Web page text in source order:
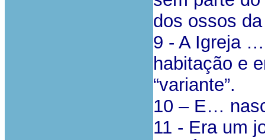
dos ossos
9 - A Igreja
habitação e
“variante”.
10 – E…
11 - Era um